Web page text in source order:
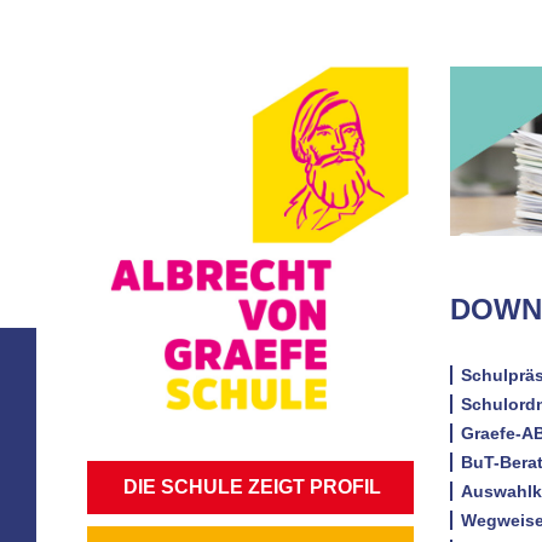
Graefe-
BuT-
NAVIGATION
ÜBERSPRINGEN
DIE SCHULE ZEIGT PROFIL